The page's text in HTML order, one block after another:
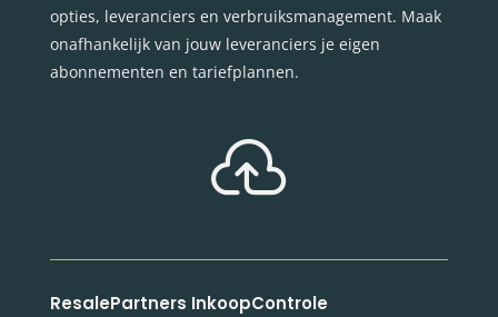
opties, leveranciers en verbruiksmanagement. Maak
onafhankelijk van jouw leveranciers je eigen
abonnementen en tariefplannen.

ResalePartners InkoopControle